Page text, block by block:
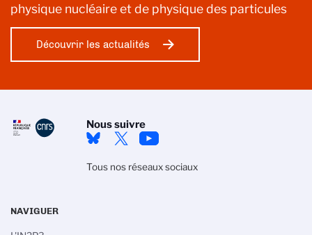
physique nucléaire et de physique des particules
Découvrir les actualités
Nous suivre
Tous nos réseaux sociaux
NAVIGUER